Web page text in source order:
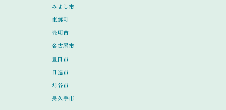
みよし市
東郷町
豊明市
名古屋市
豊田市
日進市
刈谷市
長久手市